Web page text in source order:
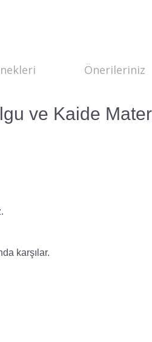
Önerileriniz
ve Kaide
karşılar.